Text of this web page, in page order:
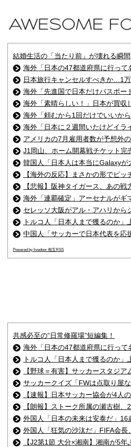
結婚生活の「当たり前」が壊れる瞬間
海外「日本の47都道府県に行って
日本旅行キャンセルすべきか…1万
海外「先進国で日本だけパスポー
海外「素晴らしい！」日本が買収
海外「頼むから1回だけでいいか
海外「日本に２週間いたけどイラ
アメリカの7月雇用者数が予想外
J1岡山、ホーム開幕戦チケット完
韓国人「日本人は本当にGalaxyが
【海外の反応】まさかの形でピッ
【悲報】阪神タイガース、あの戦
海外「連覇確定」アーセナルがギ
セレッソ大阪がアル・アハリから
トルコ人「日本人まで獲るのか」
中国人「サッカーで日本代表を応
Powered by livedoor 相互RSS
共感必至の“日常修羅場”短編集！
海外「日本の47都道府県に行って
トルコ人「日本人まで獲るのか」
【野球＝有害】サッカースタジア
サッカークイズ「FWは点取り屋
【速報】日本サッカー協会が4人
【朗報】ストーク所属の瀬古樹、
外国人「日本の未来は安泰だ」16
外国人「狂気の沙汰だ」FIFA会長
【J2第1節 大分×湘南】湘南が5年